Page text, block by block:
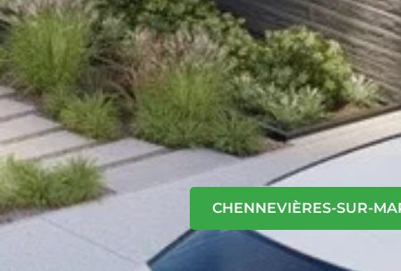
CHENNEVIÈRES-SUR-